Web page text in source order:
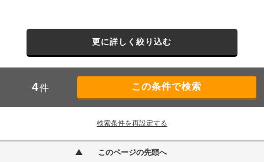
更に詳しく絞り込む
4件
検索条件を再設定する
このページの先頭へ